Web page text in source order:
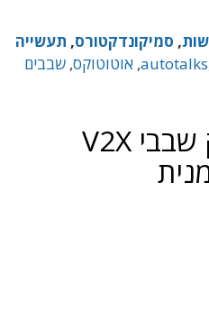
, סמיקונדקטורס, תעשייה
autotalks
, אוטוטוקס, שבבים
אוטוטוקס תספק שבבי V2X